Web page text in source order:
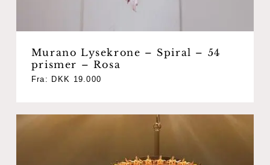
Murano Lysekrone – Spiral – 54
prismer – Rosa
Fra: DKK 19.000